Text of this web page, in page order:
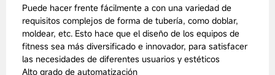
Puede hacer frente fácilmente a con una variedad de
requisitos complejos de forma de tubería, como doblar,
moldear, etc. Esto hace que el diseño de los equipos de
fitness sea más diversificado e innovador, para satisfacer
las necesidades de diferentes usuarios y estéticos
Alto grado de automatización